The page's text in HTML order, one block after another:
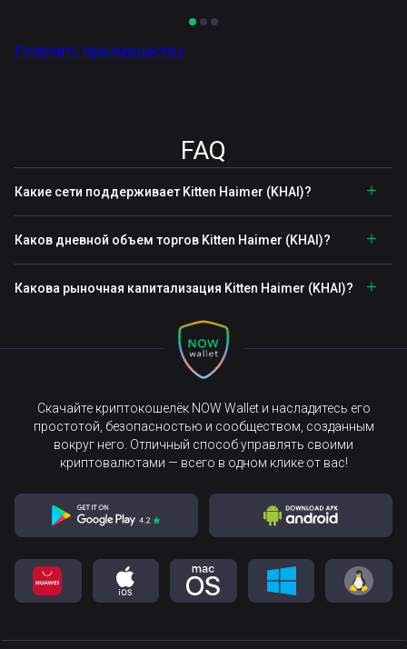
Получить преимущества
FAQ
Какие сети поддерживает Kitten Haimer (KHAI)?
Каков дневной объем торгов Kitten Haimer (KHAI)?
Какова рыночная капитализация Kitten Haimer (KHAI)?
Скачайте криптокошелёк NOW Wallet и насладитесь его
простотой, безопасностью и сообществом, созданным
вокруг него. Отличный способ управлять своими
криптовалютами — всего в одном клике от вас!